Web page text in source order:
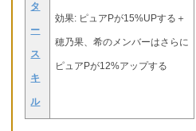
タ
ー
ス
キ
ル
効果: ピュアPが15%UPする＋
穂乃果、希のメンバーはさらに
ピュアPが12%アップする